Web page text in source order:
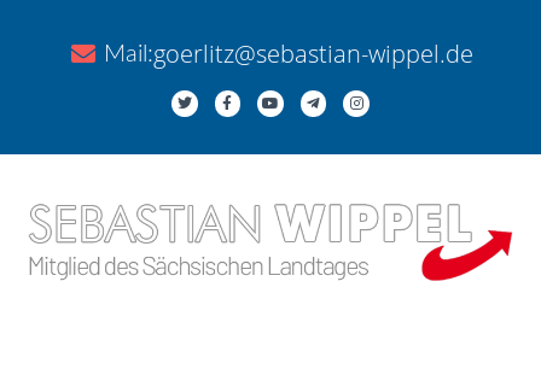
Mail:goerlitz@sebastian-wippel.de